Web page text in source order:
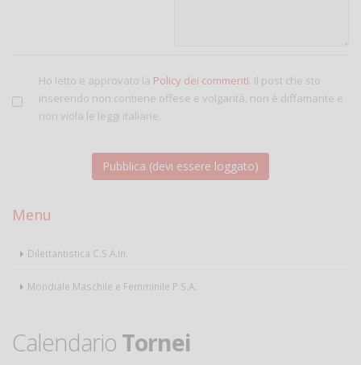
Ho letto e approvato la Policy dei commenti. Il post che sto
inserendo non contiene offese e volgarità, non è diffamante e
non viola le leggi italiane.
Menu
Dilettantistica C.S.A.In.
Mondiale Maschile e Femminile P.S.A.
Calendario Tornei